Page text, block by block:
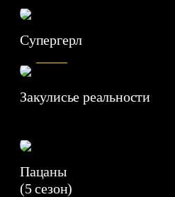
Супергерл
7.1
Закулисье реальности
Пацаны
(5 сезон)